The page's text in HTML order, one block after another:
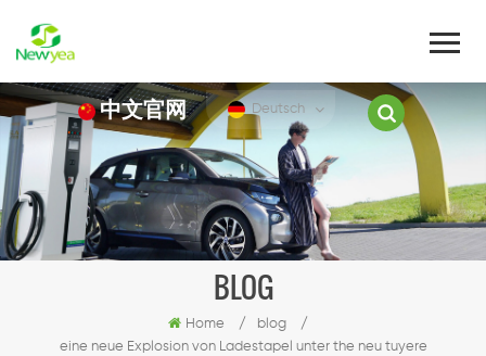
中文官网 Deutsch
BLOG
Home / blog
/
eine neue Explosion von Ladestapel unter the neu tuyere